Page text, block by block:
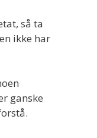
så ta
ikke har
ganske